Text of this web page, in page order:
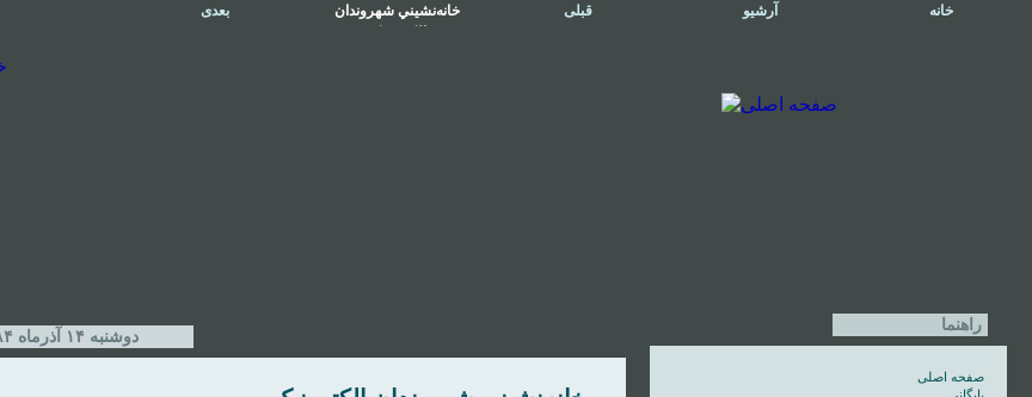
خانه آرشیو قبلی
خانه‌نشيني شهروندان
بعدی
دوشنبه ۱۴ آذر‌ماه ۱۳۸۴
راهنما
صفحه اصلی